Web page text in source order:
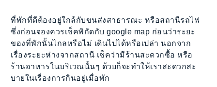
ที่พักที่ดีต้องอยู่ใกล้กับขนส่งสาธารณะ หรือสถานีรถไฟ
ซึ่งก่อนจองควรเช็คพิกัดกับ google map ก่อนว่าระยะ
ของที่พักนั้นไกลหรือไม่ เดินไปได้หรือเปล่า นอกจาก
เรื่องระยะห่างจากสถานี เช็คว่ามีร้านสะดวกซื้อ หรือ
ร้านอาหารในบริเวณนั้นๆ ด้วยก็จะทำให้เราสะดวกสะ
บายในเรื่องการกินอยู่เมื่อพัก